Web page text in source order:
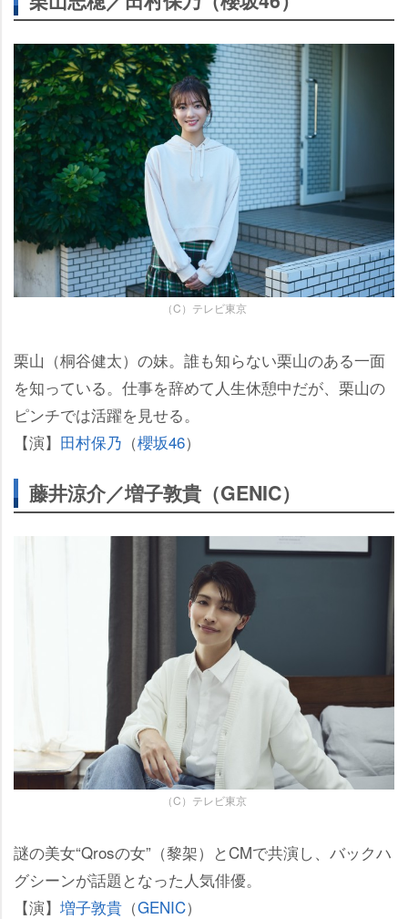
（C）テレビ東京
栗山（桐谷健太）の妹。誰も知らない栗山のある一面
を知っている。仕事を辞めて人生休憩中だが、栗山の
ピンチでは活躍を見せる。
【演】 田村保乃 （櫻坂46）
藤井涼介／増子敦貴（GENIC）
（C）テレビ東京
謎の美女“Qrosの女”（黎架）とCMで共演し、バックハ
グシーンが話題となった人気俳優。
【演】 増子敦貴 （GENIC）